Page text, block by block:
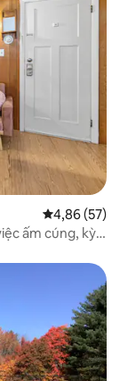
Xếp hạng
4,86 (57)
ấm cúng, kỳ